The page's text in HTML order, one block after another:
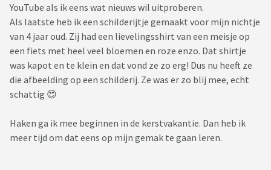
YouTube als ik eens wat nieuws wil uitproberen.
Als laatste heb ik een schilderijtje gemaakt voor mijn nichtje
van 4 jaar oud. Zij had een lievelingsshirt van een meisje op
een fiets met heel veel bloemen en roze enzo. Dat shirtje
was kapot en te klein en dat vond ze zo erg! Dus nu heeft ze
die afbeelding op een schilderij. Ze was er zo blij mee, echt
schattig 😍
Haken ga ik mee beginnen in de kerstvakantie. Dan heb ik
meer tijd om dat eens op mijn gemak te gaan leren.